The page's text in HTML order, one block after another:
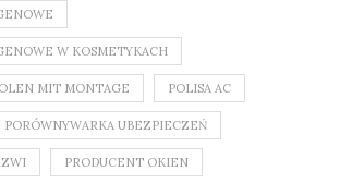
W KOSMETYKACH
MIT MONTAGE POLISA AC
PORÓWNYWARKA UBEZPIECZEŃ
PRODUCENT OKIEN